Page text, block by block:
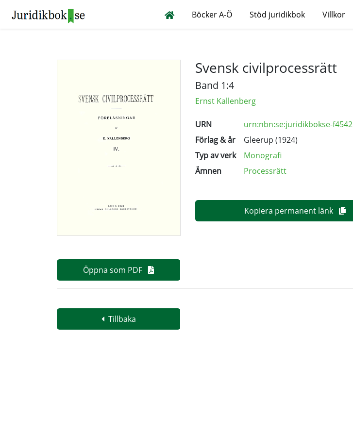
Böcker A-Ö Stöd juridikbok Villkor
Öppna som PDF
Svensk civilprocessrätt
Band 1:4
Ernst Kallenberg
URN
urn:nbn:se:juridikbokse-f4542
Förlag & år
Gleerup (1924)
Typ av verk
Monografi
Ämnen
Processrätt
Kopiera permanent länk
Tillbaka